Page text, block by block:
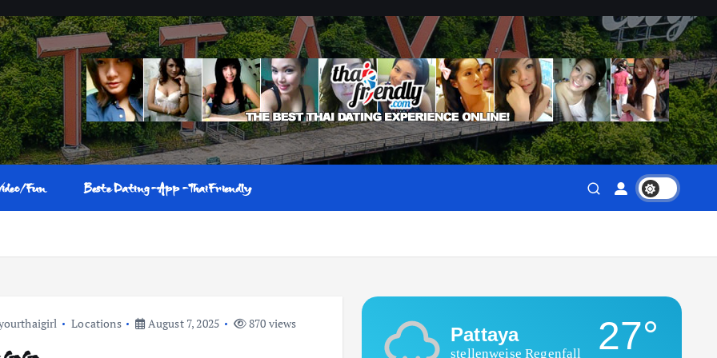
Fun Beste Dating-App-ThaiFriendly
Locations August 7, 2025 870 views Pattaya
stellenweise Regenfall 27°